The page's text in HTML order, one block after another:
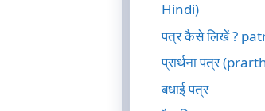
Hindi)
पत्र कैसे लिखें ?
प्रार्थना पत्र
बधाई पत्र